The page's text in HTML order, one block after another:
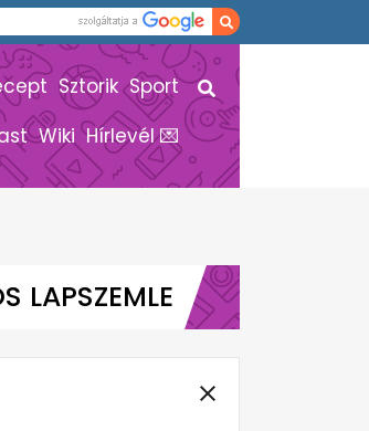
Sztorik Sport
Wiki Hírlevél 💌
LAPSZEMLE